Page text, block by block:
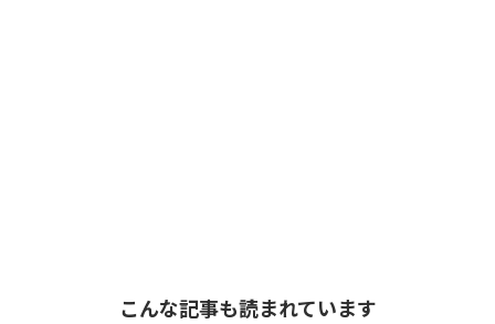
こんな記事も読まれています